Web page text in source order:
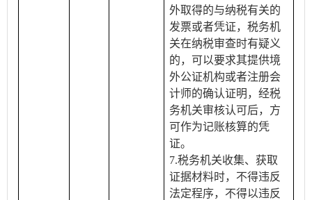
外取得的与纳税有关的
发票或者凭证，税务机
关在纳税审查时有疑义
的，可以要求其提供境
外公证机构或者注册会
计师的确认证明，经税
务机关审核认可后，方
可作为记账核算的凭
证。
7.税务机关收集、获取
证据材料时，不得违反
法定程序，不得以违反